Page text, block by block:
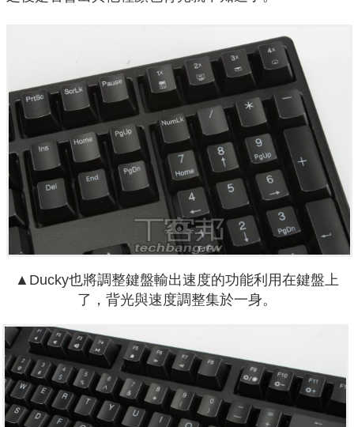
▲Ducky也將調整鍵盤輸出速度的功能利用在鍵盤上
了，背光與速度調整集於一身。